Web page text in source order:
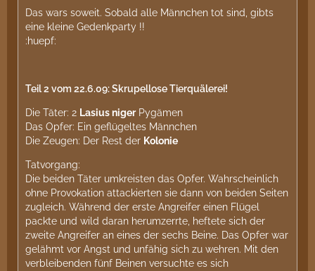
Das wars soweit. Sobald alle Männchen tot sind, gibts
eine kleine Gedenkparty !!
:huepf:
Teil 2 vom 22.6.09: Skrupellose Tierquälerei!
Die Täter: 2 Lasius nigerPygämen
Das Opfer: Ein geflügeltes Männchen
Die Zeugen: Der Rest der Kolonie
Tatvorgang:
Die beiden Täter umkreisten das Opfer. Wahrscheinlich
ohne Provokation attackierten sie dann von beiden Seiten
zugleich. Während der erste Angreifer einen Flügel
packte und wild daran herumzerrte, heftete sich der
zweite Angreifer an eines der sechs Beine. Das Opfer war
gelähmt vor Angst und unfähig sich zu wehren. Mit den
verbleibenden fünf Beinen versuchte es sich